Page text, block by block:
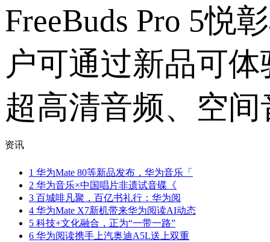
FreeBuds Pro 5悦
户可通过新品可
超高清音频、空
资讯
1 华为Mate 80等新品发布，华为音乐「
2 华为音乐×中国唱片非遗试音碟《
3 百城啡凡聚，百亿书礼行：华为阅
4 华为Mate X7新机带来华为阅读AI动态
5 科技+文化融合，正为“一带一路”
6 华为阅读携手上汽奥迪A5L送上双重